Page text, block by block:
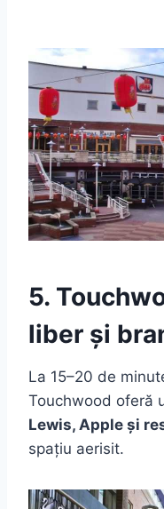
5.
liber și
La 15–20 de
Touchwood oferă
Lewis, Apple și
spațiu aerisit.